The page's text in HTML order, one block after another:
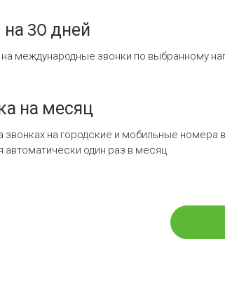
30 дней
международные звонки по выбранному
на месяц
звонках на городские и мобильные номера
автоматически один раз в месяц